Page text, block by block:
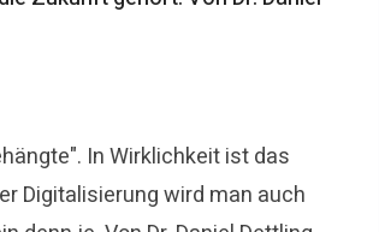
In Wirklichkeit ist das
Digitalisierung wird man auch